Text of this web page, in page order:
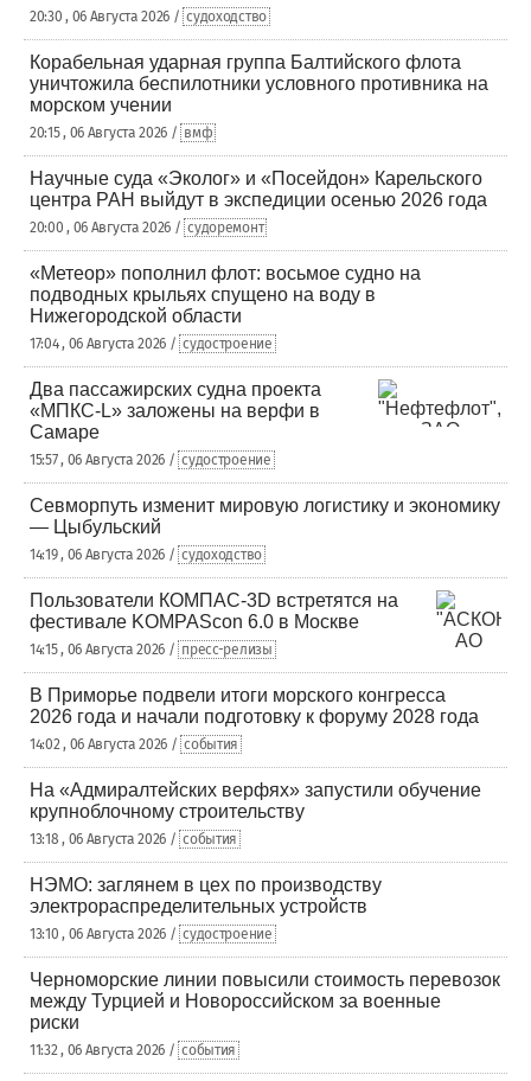
20:30 , 06 Августа 2026 / судоходство
Корабельная ударная группа Балтийского флота
уничтожила беспилотники условного противника на
морском учении
20:15 , 06 Августа 2026 / вмф
Научные суда «Эколог» и «Посейдон» Карельского
центра РАН выйдут в экспедиции осенью 2026 года
20:00 , 06 Августа 2026 / судоремонт
«Метеор» пополнил флот: восьмое судно на
подводных крыльях спущено на воду в
Нижегородской области
17:04 , 06 Августа 2026 / судостроение
Два пассажирских судна проекта
«МПКС-L» заложены на верфи в
Самаре
15:57 , 06 Августа 2026 / судостроение
Севморпуть изменит мировую логистику и экономику
— Цыбульский
14:19 , 06 Августа 2026 / судоходство
Пользователи КОМПАС-3D встретятся на
фестивале KOMPAScon 6.0 в Москве
14:15 , 06 Августа 2026 / пресс-релизы
В Приморье подвели итоги морского конгресса
2026 года и начали подготовку к форуму 2028 года
14:02 , 06 Августа 2026 / события
На «Адмиралтейских верфях» запустили обучение
крупноблочному строительству
13:18 , 06 Августа 2026 / события
НЭМО: заглянем в цех по производству
электрораспределительных устройств
13:10 , 06 Августа 2026 / судостроение
Черноморские линии повысили стоимость перевозок
между Турцией и Новороссийском за военные
риски
11:32 , 06 Августа 2026 / события